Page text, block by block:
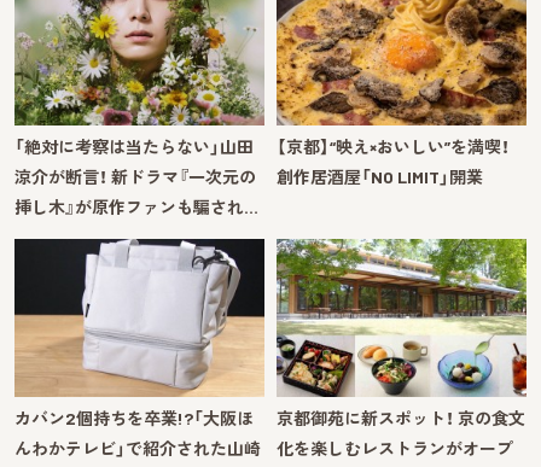
「絶対に考察は当たらない」山田
涼介が断言！ 新ドラマ『一次元の
挿し木』が原作ファンも騙され…
【京都】“映え×おいしい”を満喫！
創作居酒屋「NO LIMIT」開業
カバン2個持ちを卒業!?「大阪ほ
んわかテレビ」で紹介された山崎
京都御苑に新スポット！ 京の食文
化を楽しむレストランがオープ